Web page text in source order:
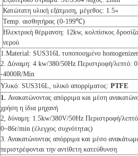
Κατώτατη υλική εξάτμιση, μέγεθος: 1.5»
Temp. αισθητήρας (0-199℃)
Ηλεκτρική θέρμανση: 12kw, κολπίσκος
νερού
1.Material: SUS316L τυποποιημένο homogenizer
2. Δύναμη: 4 kw/380/50Hz Περιστροφή/λεπτό:
-4000R/Min
Υλικό: SUS316L, υλικό απορρίματος: PTFE
1. Ανακατώνοντας απόρριμα και μέση
χρήση η ίδια μηχανή
2, δύναμη: 1.5kw/380V/50Hz Περιστροφή/
0~86r/min (έλεγχος συχνότητας)
3. Ανακατώνοντας απόρριμα και μέσο
περιστρέφονται την αντίθετη κατεύθυνση